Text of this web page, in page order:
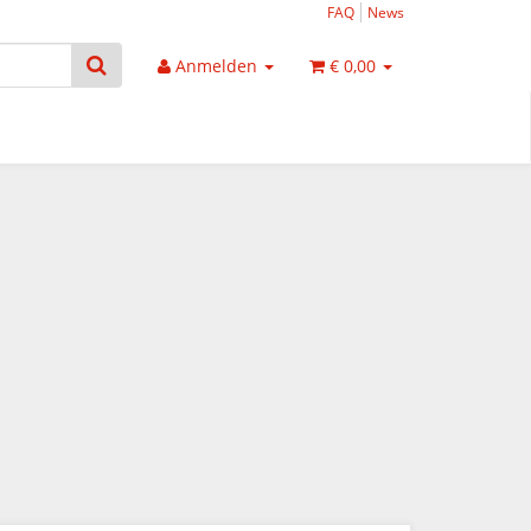
FAQ News
Anmelden € 0,00